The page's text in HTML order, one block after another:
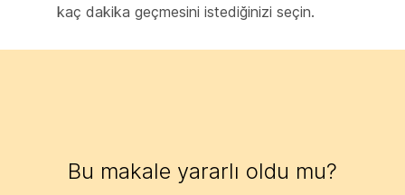
kaç dakika geçmesini istediğinizi seçin.
Bu makale yararlı oldu mu?